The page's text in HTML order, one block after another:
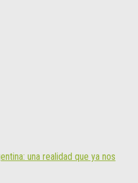
una realidad que ya nos